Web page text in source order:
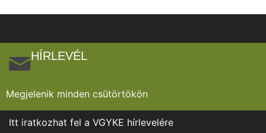
HÍRLEVÉL
Megjelenik minden csütörtökön
Itt iratkozhat fel a VGYKE hírlevelére